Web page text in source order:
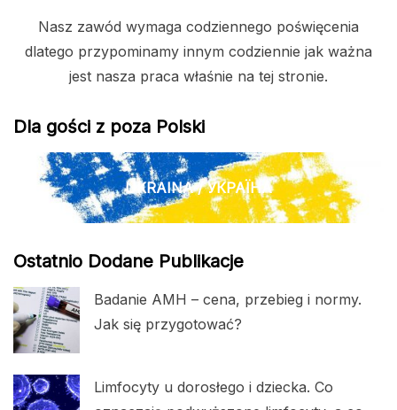
Nasz zawód wymaga codziennego poświęcenia
dlatego przypominamy innym codziennie jak ważna
jest nasza praca właśnie na tej stronie.
Dla gości z poza Polski
UKRAINA / УКРАЇНА
Ostatnio Dodane Publikacje
Badanie AMH – cena, przebieg i normy.
Jak się przygotować?
Limfocyty u dorosłego i dziecka. Co